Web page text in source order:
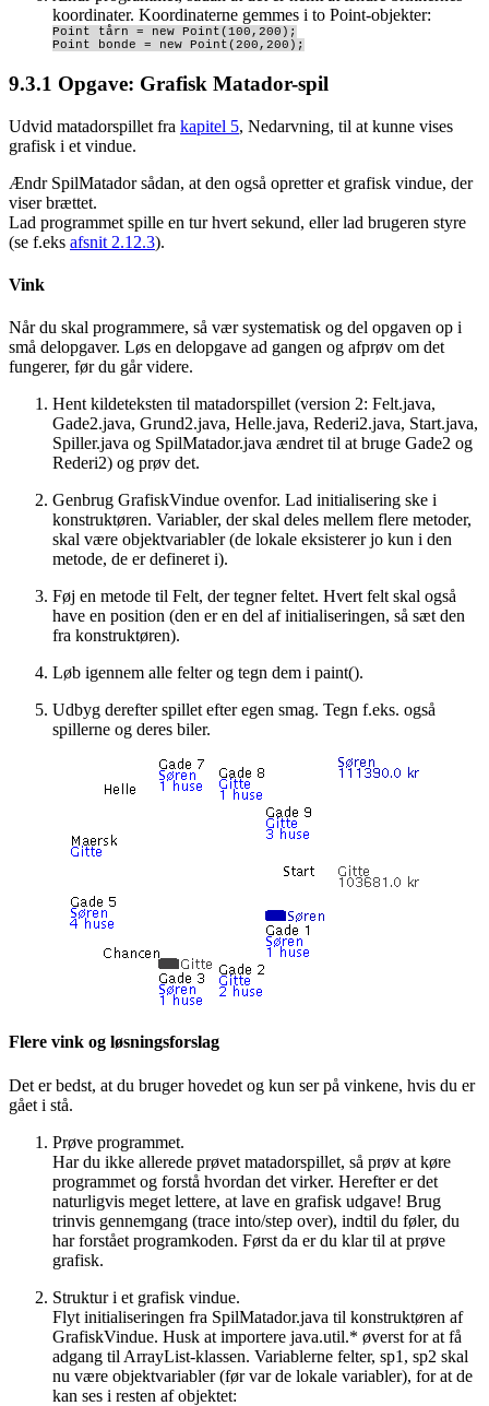
koordinater. Koordinaterne gemmes i to Point-objekter:
Point tårn = new Point(100,200);
Point bonde = new Point(200,200);
9.3.1 Opgave: Grafisk Matador-spil
Udvid matadorspillet fra kapitel 5, Nedarvning, til at kunne vises
grafisk i et vindue.
Ændr SpilMatador sådan, at den også opretter et grafisk vindue, der
viser brættet.
Lad programmet spille en tur hvert sekund, eller lad brugeren styre
(se f.eks afsnit 2.12.3).
Vink
Når du skal programmere, så vær systematisk og del opgaven op i
små delopgaver. Løs en delopgave ad gangen og afprøv om det
fungerer, før du går videre.
Hent kildeteksten til matadorspillet (version 2: Felt.java,
Gade2.java, Grund2.java, Helle.java, Rederi2.java, Start.java,
Spiller.java og SpilMatador.java ændret til at bruge Gade2 og
Rederi2) og prøv det.
Genbrug GrafiskVindue ovenfor. Lad initialisering ske i
konstruktøren. Variabler, der skal deles mellem flere metoder,
skal være objektvariabler (de lokale eksisterer jo kun i den
metode, de er defineret i).
Føj en metode til Felt, der tegner feltet. Hvert felt skal også
have en position (den er en del af initialiseringen, så sæt den
fra konstruktøren).
Løb igennem alle felter og tegn dem i paint().
Udbyg derefter spillet efter egen smag. Tegn f.eks. også
spillerne og deres biler.
Flere vink og løsningsforslag
Det er bedst, at du bruger hovedet og kun ser på vinkene, hvis du er
gået i stå.
Prøve programmet.
Har du ikke allerede prøvet matadorspillet, så prøv at køre
programmet og forstå hvordan det virker. Herefter er det
naturligvis meget lettere, at lave en grafisk udgave! Brug
trinvis gennemgang (trace into/step over), indtil du føler, du
har forstået programkoden. Først da er du klar til at prøve
grafisk.
Struktur i et grafisk vindue.
Flyt initialiseringen fra SpilMatador.java til konstruktøren af
GrafiskVindue. Husk at importere java.util.* øverst for at få
adgang til ArrayList-klassen. Variablerne felter, sp1, sp2 skal
nu være objektvariabler (før var de lokale variabler), for at de
kan ses i resten af objektet: